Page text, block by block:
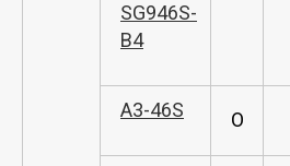
SG946S-
B4
A3-46S O